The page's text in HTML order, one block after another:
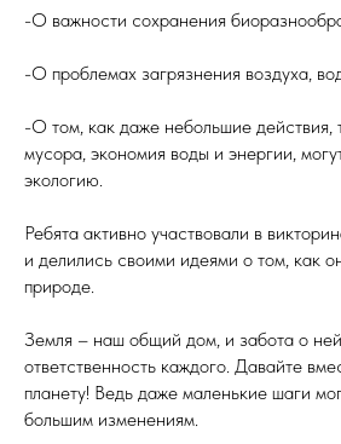
-О важности сохранения
-О проблемах загрязнения воздуха,
-О том, как даже небольшие действия,
мусора, экономия воды и энергии,
экологию.
Ребята активно участвовали в
и делились своими идеями о том, как
природе.
Земля – наш общий дом, и забота о
ответственность каждого. Давайте
планету! Ведь даже маленькие шаги
большим изменениям.